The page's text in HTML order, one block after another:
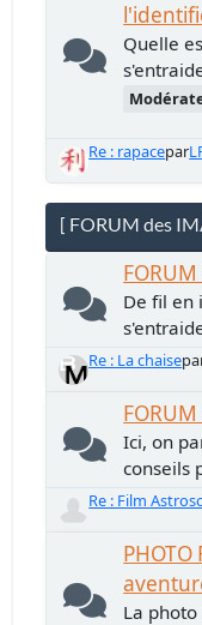
Quelle
Re : rapacepar
[ FORUM des
De fil en
Re : La chaise
FORUM
Ici, on
conseils
Re : Film
PHOTO
La